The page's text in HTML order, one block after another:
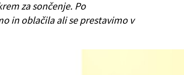
za sončenje. Po
in oblačila ali se prestavimo v